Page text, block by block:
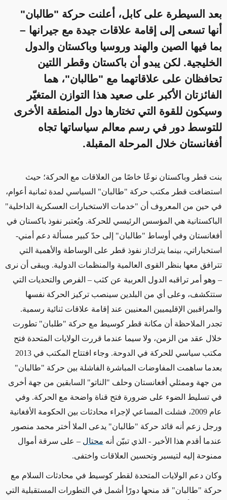
بعد السيطرة على كابل، أعلنت حركة "طالبان"
أنها تسعى إلى إقامة علاقات جيدة مع جيرانها –
بما فيها الصين والهند وروسيا وباكستان والدول
الخليجية. لكن يبدو أن باكستان وقطر اللتين
تحافظان على علاقاتهما مع "طالبان"، هما
الفائزتان الأكبر على صعيد هذا التوازن المتغيّر
وسيكون للقوة التي تختارها دول المنطقة الأخرى
للتوسط دور في رسم معالم سياساتها تجاه
أفغانستان خلال المرحلة المقبلة.
بنت قطر وباكستان نوعًا خاصًا من العلاقات مع الحركة؛ حيث
استضافت قطر مكتب حركة "طالبان" السياسي لمدة ثمانية أعوام،
في حين من المعروف أن "خدمات الاستخبارات العسكرية الداخلية"
الباكستانية هي المؤسس الرئيسي للحركة. ويُعتبر نفوذ باكستان في
أفغانستان وفي أوساط "طالبان" إلى حدّ كبير مسألة دعم أمني-
استخباراتي، بينما يتركlز نفوذ قطر على الوساطة والأهمية التي
تترافق معها بنظر القوى العالمية والمنظمات الدولية. ويبقى أن نرى
– وهو أمر تراقبه الدول العربية عن كثب – الفرص والتحديات التي
ستتكشف، وعلى أي من البلدين سينصب تركيز الحركة نفسها
والمراقبين الإقليميين المعنيين عند إقامة علاقات ثنائية رسمية.
تجدر الملاحظة أن مكانة قطر كوسيط مع حركة "طلبان" تطورت
خلال عقد من الزمن، ولا سيما عندما قررت الولايات المتحدة فتح
مكتب سياسي للحركة في الدوحة. وجاء افتتاح المكتب في 2013
بعدما ساهمت المفاوضات المباشرة الفاشلة بين حركة "طالبان"
من جهة وممثلي أفغانستان وحلف "الناتو" السابقين من جهة أخرى
في تسليط الضوء على ضرورة فتح قناة واضحة مع الحركة. وفي
عام 2009، فشلت المساعي لإجراء محادثات بين الحكومة الأفغانية
ورجل زعم أنه قائد حركة "طالبان" يدعى الملا أختر محمد منصور
عندما أقدم هذا الأخير - الذي تبيّن أنه محتال – على سرقة أموال
ممنوحة إليه لتيسير وتحسين العلاقات واختفى.
وكان دعم الولايات المتحدة لقطر كوسيط في محادثات السلام مع
حركة "طالبان" قد منحها دورًا أشمل في التطورات المستقبلية التي